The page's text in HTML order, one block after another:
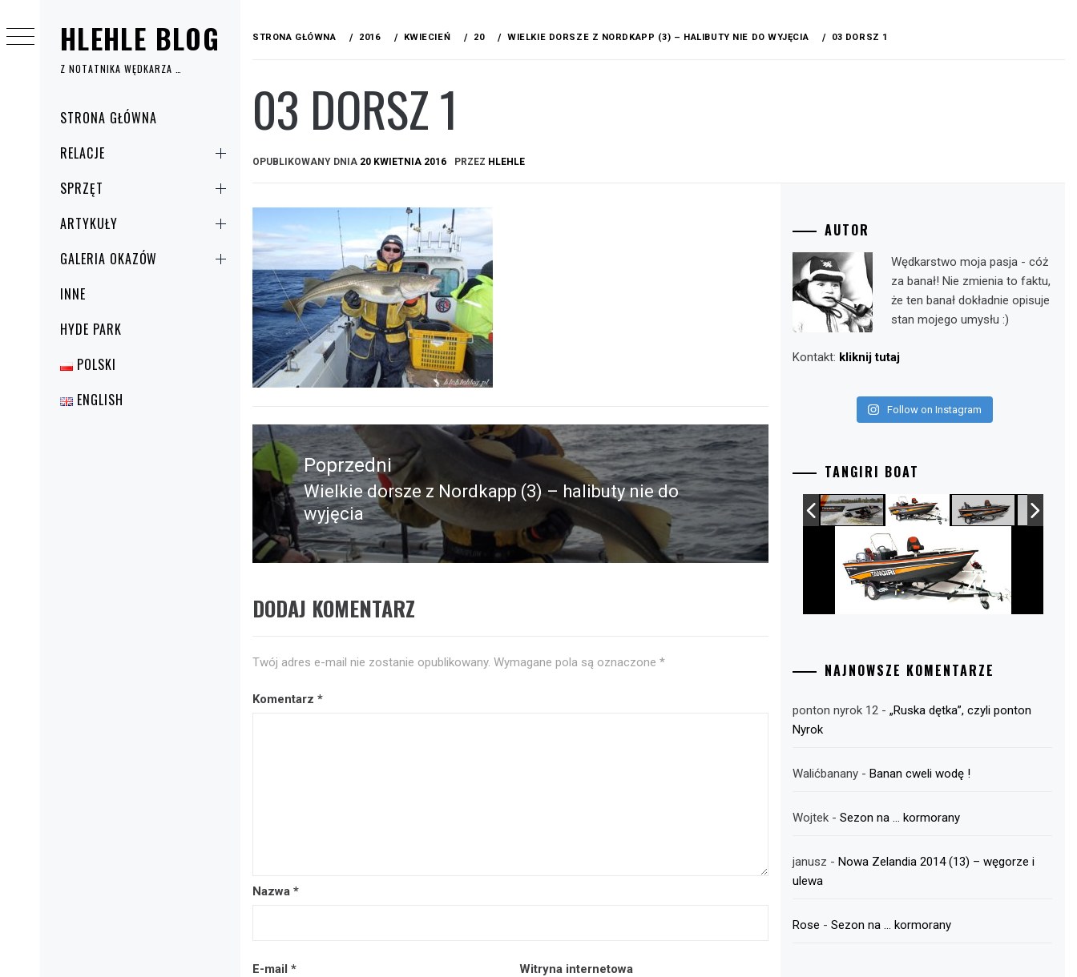
HLEHLE BLOG
Z NOTATNIKA WĘDKARZA …
główneSTRONA GŁÓWNA
RELACJE
SPRZĘT
ARTYKUŁY
GALERIA OKAZÓW
INNE
HYDE PARK
POLSKI
ENGLISH
do
treści
STRONA GŁÓWNA 2016 KWIECIEŃ 20 WIELKIE DORSZE Z NORDKAPP (3) – HALIBUTY NIE DO WYJĘCIA 03 DORSZ 1
03 DORSZ 1
OPUBLIKOWANY DNIA 20 KWIETNIA 2016 PRZEZ HLEHLE
Nawigacja
wpisuPoprzedni
Poprzedni
wpis:
Wielkie dorsze z Nordkapp (3) – halibuty nie do
wyjęcia
DODAJ KOMENTARZ
Twój adres e-mail nie zostanie opublikowany. Wymagane pola są oznaczone *
Komentarz *
Nazwa *
E-mail * Witryna internetowa
AUTOR
Wędkarstwo moja pasja - cóż
za banał! Nie zmienia to faktu,
że ten banał dokładnie opisuje
stan mojego umysłu :)
Kontakt: kliknij tutaj
Follow on Instagram
TANGIRI BOAT
NAJNOWSZE KOMENTARZE
ponton nyrok 12 -„Ruska dętka”, czyli ponton
Nyrok
Walićbanany -Banan cweli wodę !
Wojtek -Sezon na … kormorany
janusz -Nowa Zelandia 2014 (13) – węgorze i
ulewa
Rose -Sezon na … kormorany